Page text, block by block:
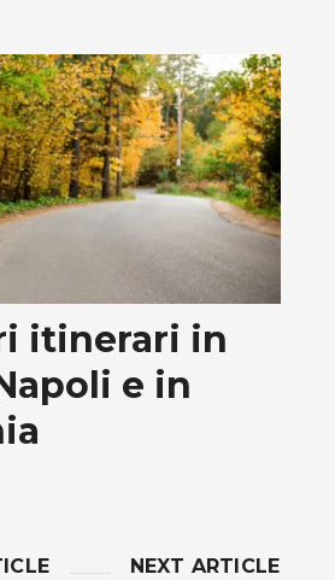
itinerari in
e in
NEXT ARTICLE